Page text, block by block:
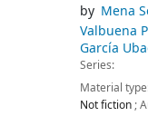
by Mena
Valbuena
García
Series:
Material
Not fiction;